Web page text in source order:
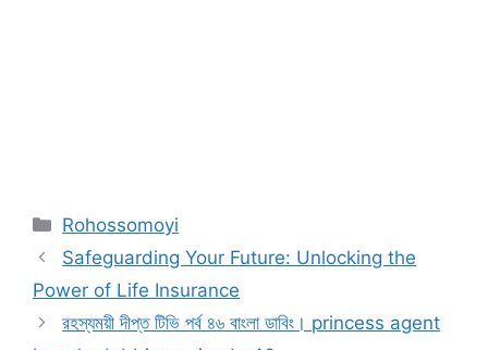
Categories
Rohossomoyi
Safeguarding Your Future: Unlocking the
Power of Life Insurance
রহস্যময়ী দীপ্ত টিভি পর্ব ৪৬ বাংলা ডাবিং। princess agent